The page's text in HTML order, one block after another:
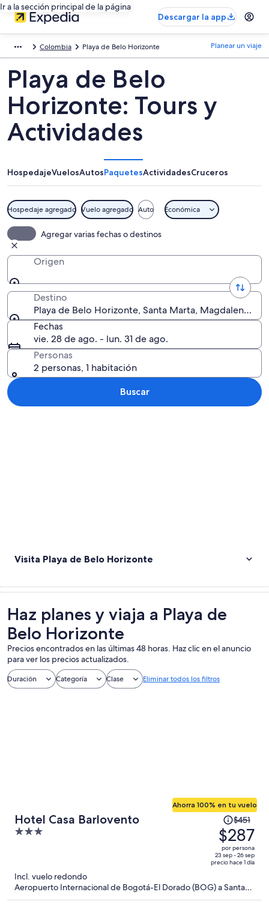
Ir a la sección principal de la página
Descargar la app
Colombia Playa de Belo Horizonte Planear un viaje
Playa de Belo
Horizonte: Tours y
Actividades
HospedajeVuelosAutosPaquetesActividadesCruceros
Hospedaje agregado Vuelo agregado Auto Económica
Agregar varias fechas o destinos
Origen
Destino
Playa de Belo Horizonte, Santa Marta, Magdalena,
Fechas
vie. 28 de ago. - lun. 31 de ago.
Personas
2 personas, 1 habitación
Buscar
Visita Playa de Belo Horizonte
Haz planes y viaja a Playa de
Belo Horizonte
Precios encontrados en las últimas 48 horas. Haz clic en el anuncio
para ver los precios actualizados.
Duración Categoría Clase Eliminar todos los filtros
Hotel Casa Barlovento
3
Ahorra 100% en tu vuelo
El
precio
era
de
$451
ahora
$451
$287
por persona
23 sep - 26 sep
precio hace 1 día
Incl. vuelo redondo
Aeropuerto Internacional de Bogotá-El Dorado (BOG) a Santa
Marta (SMR)